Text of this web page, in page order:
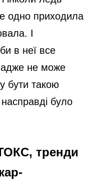
одно приходила
І
в неї все
адже не може
бути такою
було
тренди